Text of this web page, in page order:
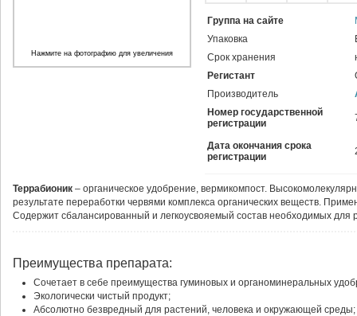
Группа на сайте
Упаковка
Срок хранения
Регистант
Производитель
Номер государственной
регистрации
Дата окончания срока
регистрации
Нажмите на фотографию для увеличения
Террабионик – органическое удобрение, вермикомпост.
результате переработки червями комплекса органических веществ.
Содержит сбалансированный и легкоусвояемый состав необходимых для
Преимущества препарата:
Сочетает в себе преимущества гуминовых и органоминеральных
Экологически чистый продукт;
Абсолютно безвредный для растений, человека и окружающей среды;